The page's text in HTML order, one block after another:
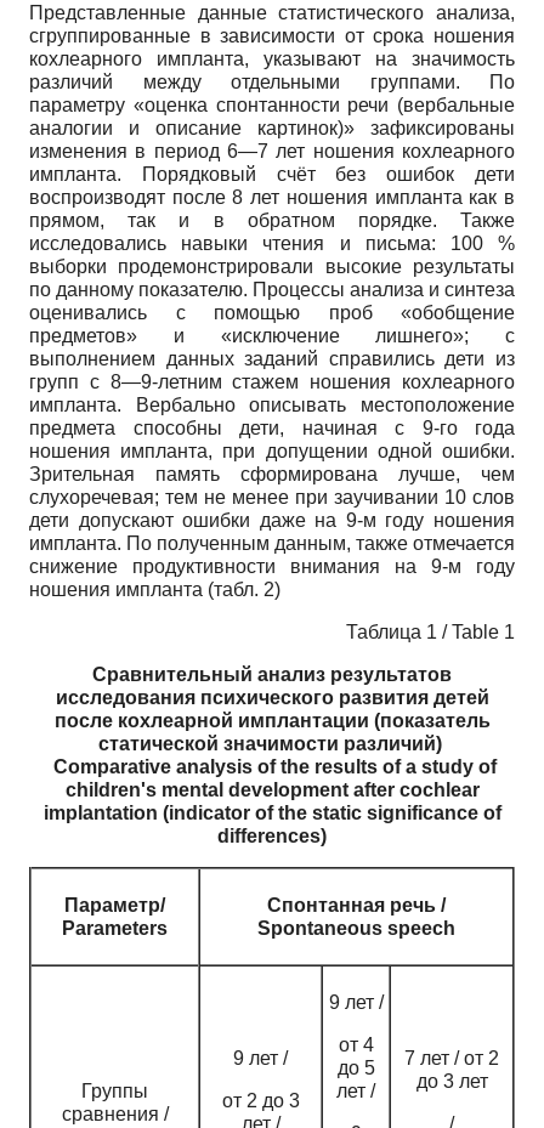
Представленные данные статистического анализа,
сгруппированные в зависимости от срока ношения
кохлеарного импланта, указывают на значимость
различий между отдельными группами. По
параметру «оценка спонтанности речи (вербальные
аналогии и описание картинок)» зафиксированы
изменения в период 6—7 лет ношения кохлеарного
импланта. Порядковый счёт без ошибок дети
воспроизводят после 8 лет ношения импланта как в
прямом, так и в обратном порядке. Также
исследовались навыки чтения и письма: 100 %
выборки продемонстрировали высокие результаты
по данному показателю. Процессы анализа и синтеза
оценивались с помощью проб «обобщение
предметов» и «исключение лишнего»; с
выполнением данных заданий справились дети из
групп с 8—9-летним стажем ношения кохлеарного
импланта. Вербально описывать местоположение
предмета способны дети, начиная с 9-го года
ношения импланта, при допущении одной ошибки.
Зрительная память сформирована лучше, чем
слухоречевая; тем не менее при заучивании 10 слов
дети допускают ошибки даже на 9-м году ношения
импланта. По полученным данным, также отмечается
снижение продуктивности внимания на 9-м году
ношения импланта (табл. 2)
Таблица 1 / Table 1
Сравнительный анализ результатов
исследования психического развития детей
после кохлеарной имплантации (показатель
статической значимости различий)
Comparative analysis of the results of a study of
children's mental development after cochlear
implantation (indicator of the static significance of
differences)
Параметр/
Parameters
Спонтанная речь /
Spontaneous speech
Группы
сравнения /
9 лет /
от 2 до 3
лет /
9 лет /
от 4
до 5
лет /
7 лет / от 2
до 3 лет
/